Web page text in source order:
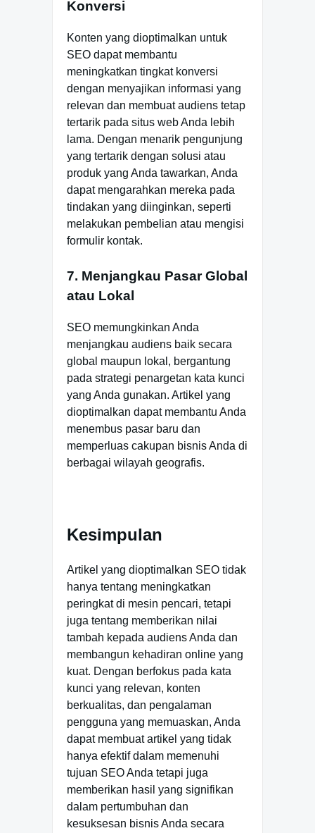
Konversi
Konten yang dioptimalkan untuk
SEO dapat membantu
meningkatkan tingkat konversi
dengan menyajikan informasi yang
relevan dan membuat audiens tetap
tertarik pada situs web Anda lebih
lama. Dengan menarik pengunjung
yang tertarik dengan solusi atau
produk yang Anda tawarkan, Anda
dapat mengarahkan mereka pada
tindakan yang diinginkan, seperti
melakukan pembelian atau mengisi
formulir kontak.
7. Menjangkau Pasar Global
atau Lokal
SEO memungkinkan Anda
menjangkau audiens baik secara
global maupun lokal, bergantung
pada strategi penargetan kata kunci
yang Anda gunakan. Artikel yang
dioptimalkan dapat membantu Anda
menembus pasar baru dan
memperluas cakupan bisnis Anda di
berbagai wilayah geografis.
Kesimpulan
Artikel yang dioptimalkan SEO tidak
hanya tentang meningkatkan
peringkat di mesin pencari, tetapi
juga tentang memberikan nilai
tambah kepada audiens Anda dan
membangun kehadiran online yang
kuat. Dengan berfokus pada kata
kunci yang relevan, konten
berkualitas, dan pengalaman
pengguna yang memuaskan, Anda
dapat membuat artikel yang tidak
hanya efektif dalam memenuhi
tujuan SEO Anda tetapi juga
memberikan hasil yang signifikan
dalam pertumbuhan dan
kesuksesan bisnis Anda secara